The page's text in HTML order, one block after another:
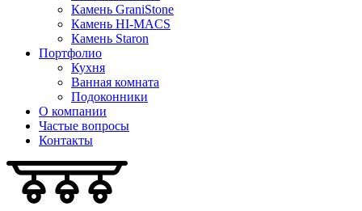
Камень GraniStone
Камень HI-MACS
Камень Staron
Портфолио
Кухня
Ванная комната
Подоконники
О компании
Частые вопросы
Контакты